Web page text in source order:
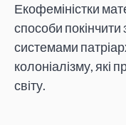
Екофеміністки
способи
системами
колоніалізму, які
світу.